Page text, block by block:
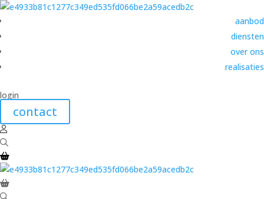
aanbod
diensten
over ons
realisaties
login
contact